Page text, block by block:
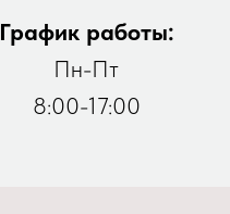
График работы:
Пн-Пт
8:00-17:00